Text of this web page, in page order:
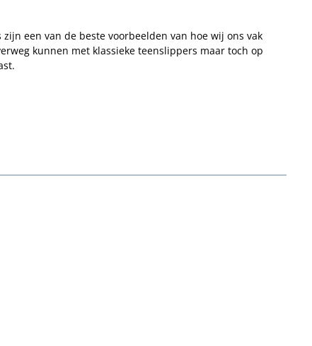
een van de beste voorbeelden van hoe wij ons vak
kunnen met klassieke teenslippers maar toch op